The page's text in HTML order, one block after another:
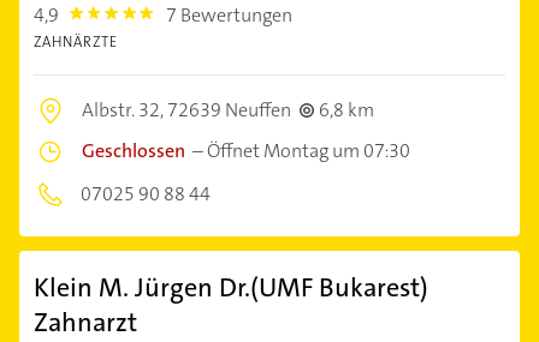
4,9 4.9 7 Bewertungen
ZAHNÄRZTE
Albstr. 32,72639 Neuffen
6,8 km
Geschlossen –Öffnet Montag um 07:30
07025 90 88 44
Klein M. Jürgen Dr.(UMF Bukarest)
Zahnarzt